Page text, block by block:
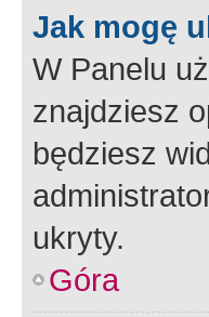
Jak mogę
W Panelu
znajdziesz
będziesz
ukryty.
Góra